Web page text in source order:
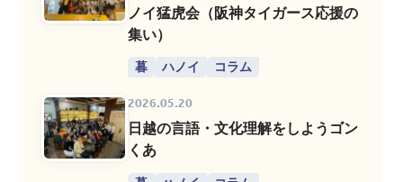
ノイ猛虎会（阪神タイガース応援の
集い）
暮 ハノイ コラム
2026.05.20
日越の言語・文化理解をしようゴン
くあ